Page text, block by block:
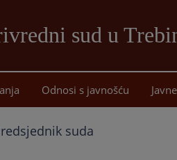
sud u
Odnosi s javnošću
suda